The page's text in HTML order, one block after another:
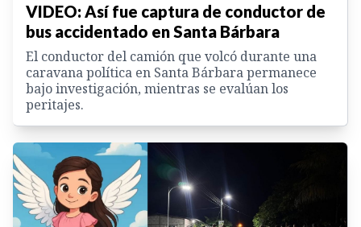
VIDEO: Así fue captura de conductor de
bus accidentado en Santa Bárbara
El conductor del camión que volcó durante una
caravana política en Santa Bárbara permanece
bajo investigación, mientras se evalúan los
peritajes.